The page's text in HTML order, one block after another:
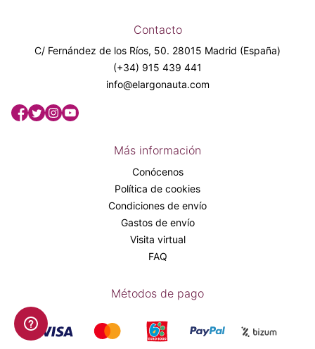
Contacto
C/ Fernández de los Ríos, 50. 28015 Madrid (España)
(+34) 915 439 441
info@elargonauta.com
Más información
Conócenos
Política de cookies
Condiciones de envío
Gastos de envío
Visita virtual
FAQ
Métodos de pago